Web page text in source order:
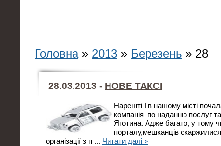
Головна» 2013 » Березень » 28
28.03.2013 - НОВЕ ТАКСІ
Нарешті І в нашому місті
компанія по наданню послуг
Яготина. Адже багато, у тому
порталу,мешканців
організації з п ... Читати далі »